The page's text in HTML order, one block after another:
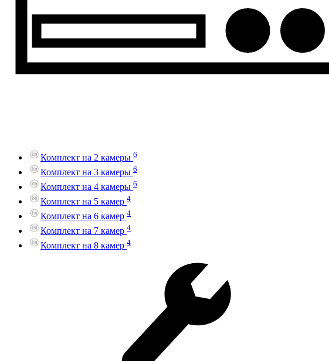
Комплект на 2 камеры 6
Комплект на 3 камеры 6
Комплект на 4 камеры 6
Комплект на 5 камер 4
Комплект на 6 камер 4
Комплект на 7 камер 4
Комплект на 8 камер 4